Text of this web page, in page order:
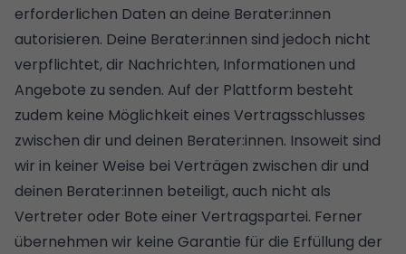
erforderlichen Daten an deine Berater:innen
autorisieren. Deine Berater:innen sind jedoch nicht
verpflichtet, dir Nachrichten, Informationen und
Angebote zu senden. Auf der Plattform besteht
zudem keine Möglichkeit eines Vertragsschlusses
zwischen dir und deinen Berater:innen. Insoweit sind
wir in keiner Weise bei Verträgen zwischen dir und
deinen Berater:innen beteiligt, auch nicht als
Vertreter oder Bote einer Vertragspartei. Ferner
übernehmen wir keine Garantie für die Erfüllung der